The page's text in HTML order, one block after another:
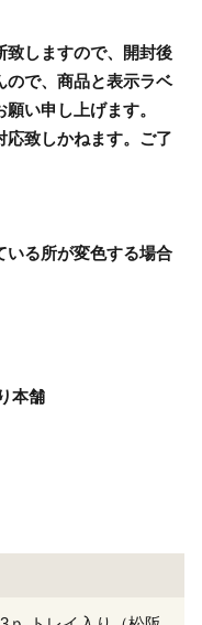
致しますので、開封後
ので、商品と表示ラベ
い申し上げます。
致しかねます。ご了
いる所が変色する場合
本舗